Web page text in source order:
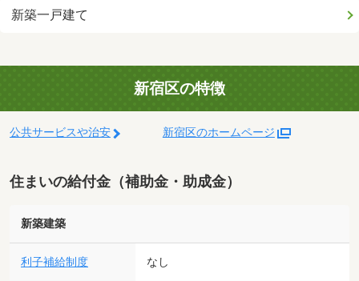
新築一戸建て
新宿区の特徴
公共サービスや治安 新宿区のホームページ
住まいの給付金（補助金・助成金）
新築建築
利子補給制度 なし